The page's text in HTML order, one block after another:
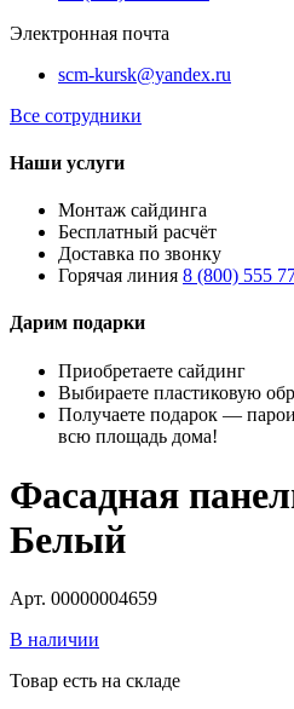
Электронная почта
scm-kursk@yandex.ru
Все сотрудники
Наши услуги
Монтаж сайдинга
Бесплатный расчёт
Доставка по звонку
Горячая линия 8 (800) 555
Дарим подарки
Приобретаете сайдинг
Выбираете пластиковую
Получаете подарок —
всю площадь дома!
Фасадная
Белый
Арт. 00000004659
В наличии
Товар есть на складе